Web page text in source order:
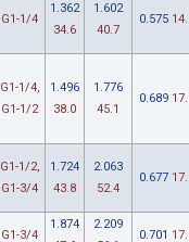
G1-1/4
1.362
34.6
1.602
40.7
0.575
G1-1/4,
G1-1/2
1.496
38.0
1.776
45.1
0.689
G1-1/2,
G1-3/4
1.724
43.8
2.063
52.4
0.677
G1-3/4
1.874
2.209
0.701